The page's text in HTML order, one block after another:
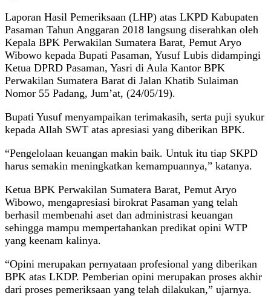
Laporan Hasil Pemeriksaan (LHP) atas LKPD Kabupaten
Pasaman Tahun Anggaran 2018 langsung diserahkan oleh
Kepala BPK Perwakilan Sumatera Barat, Pemut Aryo
Wibowo kepada Bupati Pasaman, Yusuf Lubis didampingi
Ketua DPRD Pasaman, Yasri di Aula Kantor BPK
Perwakilan Sumatera Barat di Jalan Khatib Sulaiman
Nomor 55 Padang, Jum’at, (24/05/19).
Bupati Yusuf menyampaikan terimakasih, serta puji syukur
kepada Allah SWT atas apresiasi yang diberikan BPK.
“Pengelolaan keuangan makin baik. Untuk itu tiap SKPD
harus semakin meningkatkan kemampuannya,” katanya.
Ketua BPK Perwakilan Sumatera Barat, Pemut Aryo
Wibowo, mengapresiasi birokrat Pasaman yang telah
berhasil membenahi aset dan administrasi keuangan
sehingga mampu mempertahankan predikat opini WTP
yang keenam kalinya.
“Opini merupakan pernyataan profesional yang diberikan
BPK atas LKDP. Pemberian opini merupakan proses akhir
dari proses pemeriksaan yang telah dilakukan,” ujarnya.